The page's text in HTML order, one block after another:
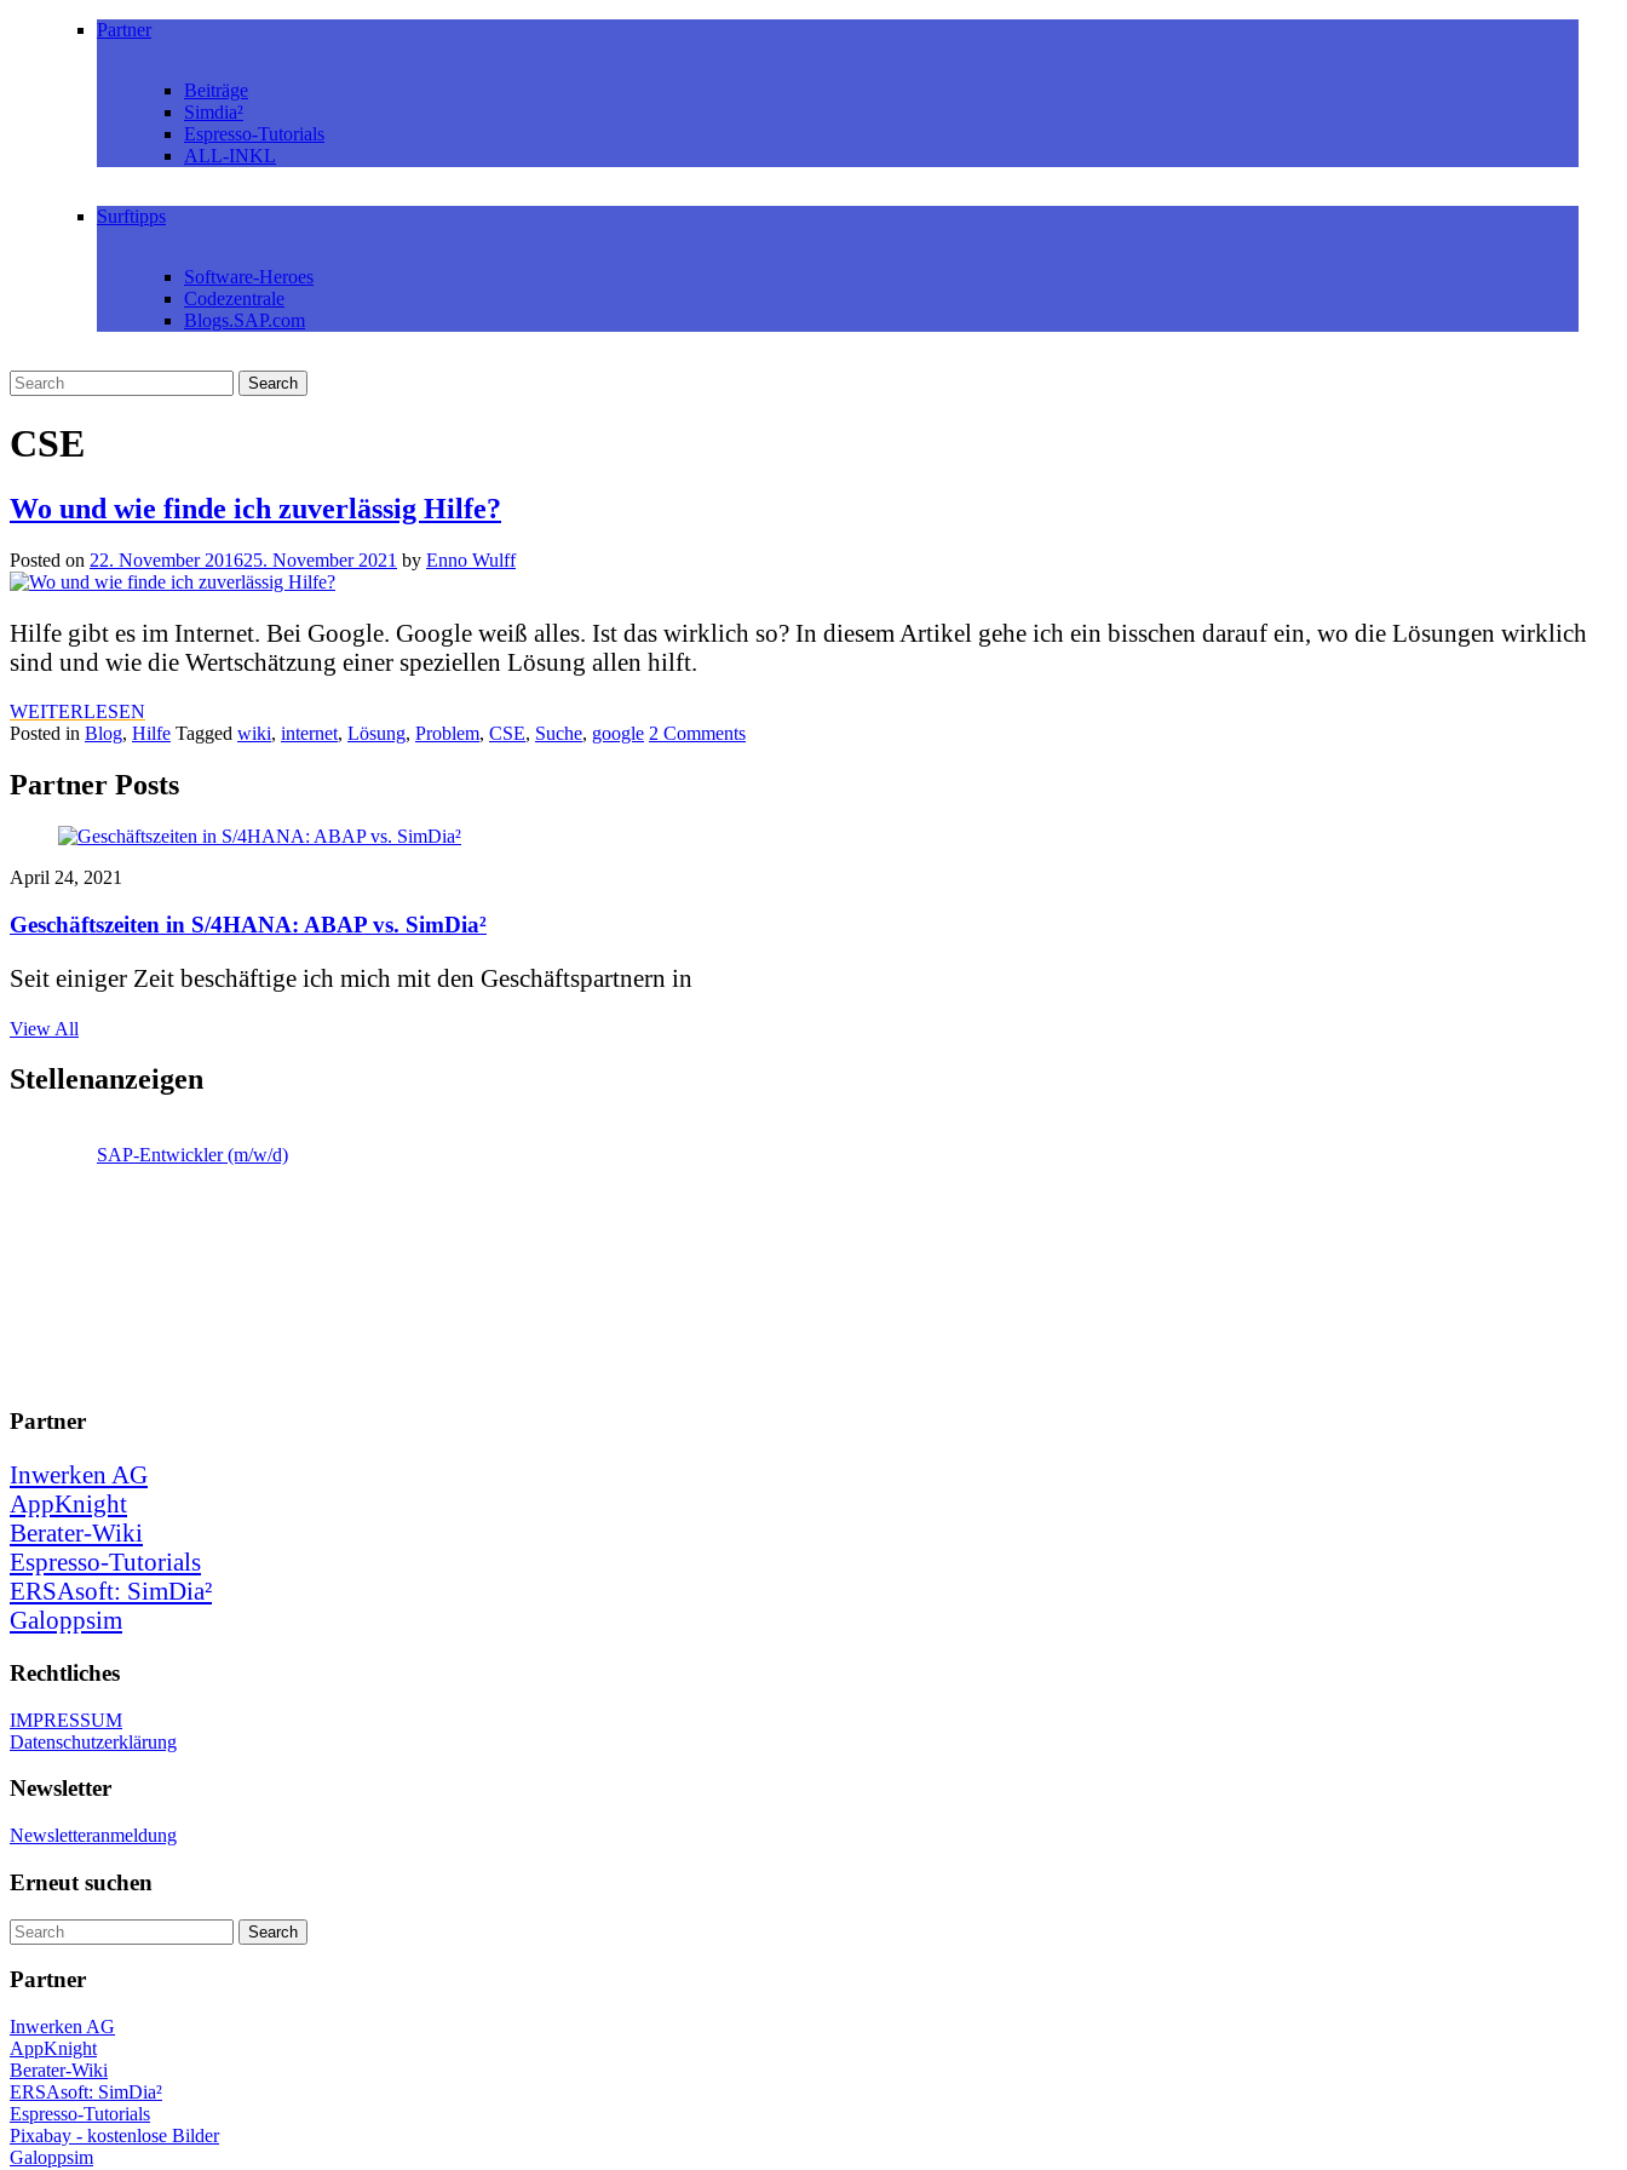
Partner
Beiträge
Simdia²
Espresso-Tutorials
ALL-INKL
Surftipps
Software-Heroes
Codezentrale
Blogs.SAP.com
CSE
Wo und wie finde ich zuverlässig Hilfe?
Posted on 22. November 201625. November 2021 by Enno Wulff
Hilfe gibt es im Internet. Bei Google. Google weiß alles. Ist das wirklich so? In diesem Artikel gehe ich ein bisschen darauf ein, wo die Lösungen wirklich
sind und wie die Wertschätzung einer speziellen Lösung allen hilft.
WEITERLESEN
Posted in Blog, Hilfe Tagged wiki, internet, Lösung, Problem, CSE, Suche, google 2 Comments
Partner Posts
April 24, 2021
Geschäftszeiten in S/4HANA: ABAP vs. SimDia²
Seit einiger Zeit beschäftige ich mich mit den Geschäftspartnern in
View All
Stellenanzeigen
SAP-Entwickler (m/w/d)
Partner
Inwerken AG
AppKnight
Berater-Wiki
Espresso-Tutorials
ERSAsoft: SimDia²
Galoppsim
Rechtliches
IMPRESSUM
Datenschutzerklärung
Newsletter
Newsletteranmeldung
Erneut suchen
Partner
Inwerken AG
AppKnight
Berater-Wiki
ERSAsoft: SimDia²
Espresso-Tutorials
Pixabay - kostenlose Bilder
Galoppsim